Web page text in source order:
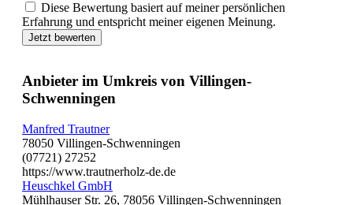
Diese Bewertung basiert auf meiner persönlichen
Erfahrung und entspricht meiner eigenen Meinung.
Jetzt bewerten
Anbieter im Umkreis von Villingen-
Schwenningen
Manfred Trautner
78050 Villingen-Schwenningen
(07721) 27252
https://www.trautnerholz-de.de
Heuschkel GmbH
Mühlhauser Str. 26, 78056 Villingen-Schwenningen